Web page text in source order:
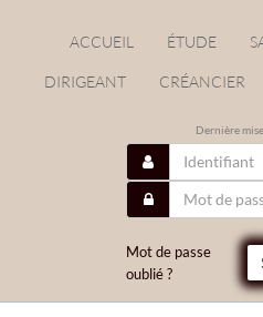
ACCUEIL ÉTUDE
DIRIGEANT CRÉANCIER
Dernière
Mot de passe
oublié ?